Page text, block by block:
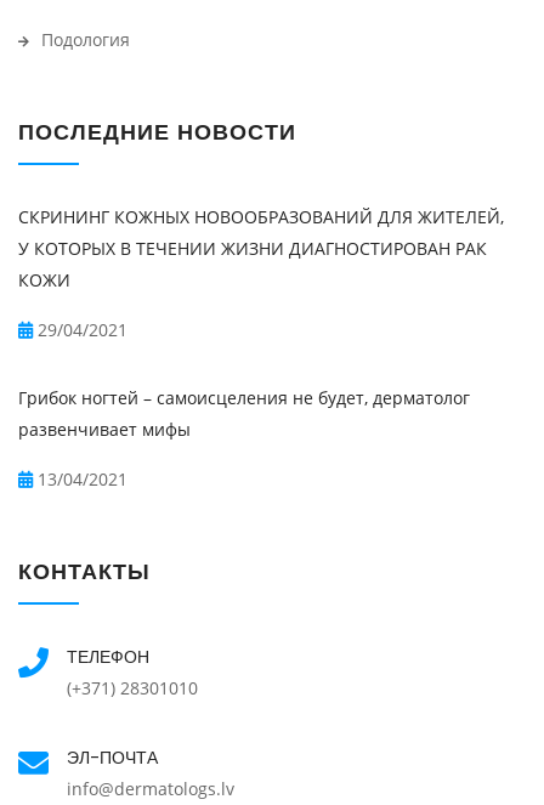
Подология
ПОСЛЕДНИЕ НОВОСТИ
СКРИНИНГ КОЖНЫХ НОВООБРАЗОВАНИЙ ДЛЯ ЖИТЕЛЕЙ,
У КОТОРЫХ В ТЕЧЕНИИ ЖИЗНИ ДИАГНОСТИРОВАН РАК
КОЖИ
29/04/2021
Грибок ногтей – самоисцеления не будет, дерматолог
развенчивает мифы
13/04/2021
КОНТАКТЫ
ТЕЛЕФОН
(+371) 28301010
ЭЛ-ПОЧТА
info@dermatologs.lv